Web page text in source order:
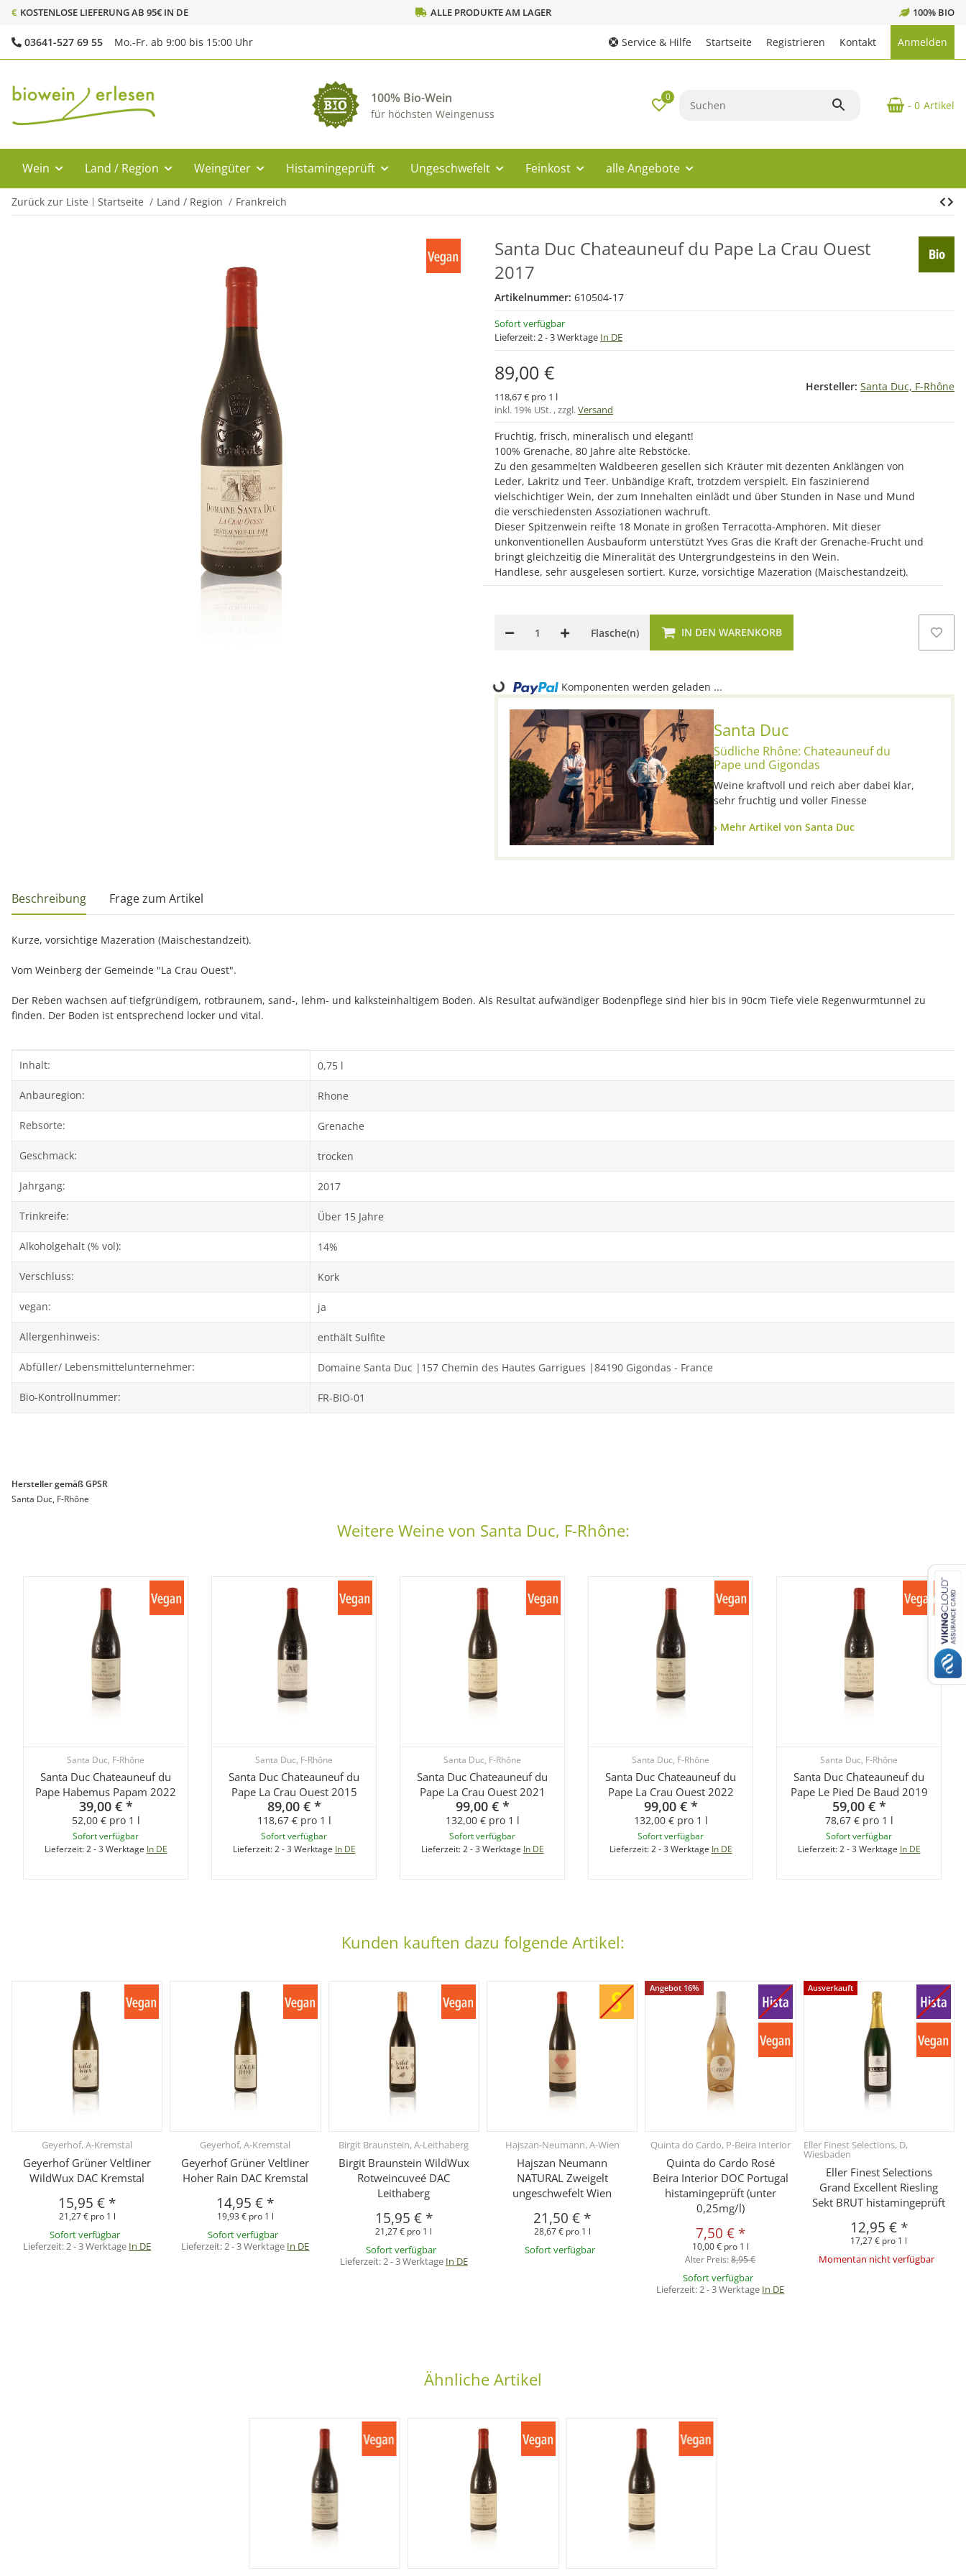
€ KOSTENLOSE LIEFERUNG AB 95€ IN DE ALLE PRODUKTE AM LAGER 100% BIO
03641-527 69 55 Mo.-Fr. ab 9:00 bis 15:00 Uhr Service & Hilfe Startseite Registrieren Kontakt Anmelden
100% Bio-Wein
für höchsten Weingenuss
0
- 0 Artikel
Wein Land / Region Weingüter Histamingeprüft Ungeschwefelt Feinkost alle Angebote
Zurück zur Liste Startseite Land / Region Frankreich
Santa Duc Chateauneuf du Pape La Crau Ouest
2017
Artikelnummer: 610504-17
Sofort verfügbar
Lieferzeit:2 - 3 Werktage In DE
89,00 €
118,67 € pro 1 l
inkl. 19% USt. , zzgl.Versand
Hersteller: Santa Duc, F-Rhône
Fruchtig, frisch, mineralisch und elegant!
100% Grenache, 80 Jahre alte Rebstöcke.
Zu den gesammelten Waldbeeren gesellen sich Kräuter mit dezenten Anklängen von
Leder, Lakritz und Teer. Unbändige Kraft, trotzdem verspielt. Ein faszinierend
vielschichtiger Wein, der zum Innehalten einlädt und über Stunden in Nase und Mund
die verschiedensten Assoziationen wachruft.
Dieser Spitzenwein reifte 18 Monate in großen Terracotta-Amphoren. Mit dieser
unkonventionellen Ausbauform unterstützt Yves Gras die Kraft der Grenache-Frucht und
bringt gleichzeitig die Mineralität des Untergrundgesteins in den Wein.
Handlese, sehr ausgelesen sortiert. Kurze, vorsichtige Mazeration (Maischestandzeit).
Flasche(n) IN DEN WARENKORB
Loading... Komponenten werden geladen ...
Santa Duc
Südliche Rhône: Chateauneuf du
Pape und Gigondas
Weine kraftvoll und reich aber dabei klar,
sehr fruchtig und voller Finesse
Mehr Artikel von Santa Duc
weitere Registerkarten anzeigen
Beschreibung Frage zum Artikel
Kurze, vorsichtige Mazeration (Maischestandzeit).
Vom Weinberg der Gemeinde "La Crau Ouest".
Der Reben wachsen auf tiefgründigem, rotbraunem, sand-, lehm- und kalksteinhaltigem Boden. Als Resultat aufwändiger Bodenpflege sind hier bis in 90cm Tiefe viele Regenwurmtunnel zu
finden. Der Boden ist entsprechend locker und vital.
Produkteigenschaft
Wert
Inhalt: 0,75 l
Anbauregion: Rhone
Rebsorte: Grenache
Geschmack: trocken
Jahrgang: 2017
Trinkreife: Über 15 Jahre
Alkoholgehalt (% vol): 14%
Verschluss: Kork
vegan: ja
Allergenhinweis: enthält Sulfite
Abfüller/ Lebensmittelunternehmer: Domaine Santa Duc |157 Chemin des Hautes Garrigues |84190 Gigondas - France
Bio-Kontrollnummer: FR-BIO-01
Hersteller gemäß GPSR
Santa Duc, F-Rhône
Weitere Weine von Santa Duc, F-Rhône:
Santa Duc, F-Rhône
Santa Duc Chateauneuf du
Pape Habemus Papam 2022
39,00 € *
52,00 € pro 1 l
Sofort verfügbar
Lieferzeit:2 - 3 Werktage In DE
Santa Duc, F-Rhône
Santa Duc Chateauneuf du
Pape La Crau Ouest 2015
89,00 € *
118,67 € pro 1 l
Sofort verfügbar
Lieferzeit:2 - 3 Werktage In DE
Santa Duc, F-Rhône
Santa Duc Chateauneuf du
Pape La Crau Ouest 2021
99,00 € *
132,00 € pro 1 l
Sofort verfügbar
Lieferzeit:2 - 3 Werktage In DE
Santa Duc, F-Rhône
Santa Duc Chateauneuf du
Pape La Crau Ouest 2022
99,00 € *
132,00 € pro 1 l
Sofort verfügbar
Lieferzeit:2 - 3 Werktage In DE
Santa Duc, F-Rhône
Santa Duc Chateauneuf du
Pape Le Pied De Baud 2019
59,00 € *
78,67 € pro 1 l
Sofort verfügbar
Lieferzeit:2 - 3 Werktage In DE
Kunden kauften dazu folgende Artikel:
Geyerhof, A-Kremstal
Geyerhof Grüner Veltliner
WildWux DAC Kremstal
15,95 € *
21,27 € pro 1 l
Sofort verfügbar
Lieferzeit:2 - 3 Werktage In DE
Geyerhof, A-Kremstal
Geyerhof Grüner Veltliner
Hoher Rain DAC Kremstal
14,95 € *
19,93 € pro 1 l
Sofort verfügbar
Lieferzeit:2 - 3 Werktage In DE
Birgit Braunstein, A-Leithaberg
Birgit Braunstein WildWux
Rotweincuveé DAC
Leithaberg
15,95 € *
21,27 € pro 1 l
Sofort verfügbar
Lieferzeit:2 - 3 Werktage In DE
Hajszan-Neumann, A-Wien
Hajszan Neumann
NATURAL Zweigelt
ungeschwefelt Wien
21,50 € *
28,67 € pro 1 l
Sofort verfügbar
Angebot 16%
Quinta do Cardo, P-Beira Interior
Quinta do Cardo Rosé
Beira Interior DOC Portugal
histamingeprüft (unter
0,25mg/l)
7,50 € *
10,00 € pro 1 l
Alter Preis: 8,95 €
Sofort verfügbar
Lieferzeit:2 - 3 Werktage In DE
Ausverkauft
Eller Finest Selections, D,
Wiesbaden
Eller Finest Selections
Grand Excellent Riesling
Sekt BRUT histamingeprüft
12,95 € *
17,27 € pro 1 l
Momentan nicht verfügbar
Ähnliche Artikel